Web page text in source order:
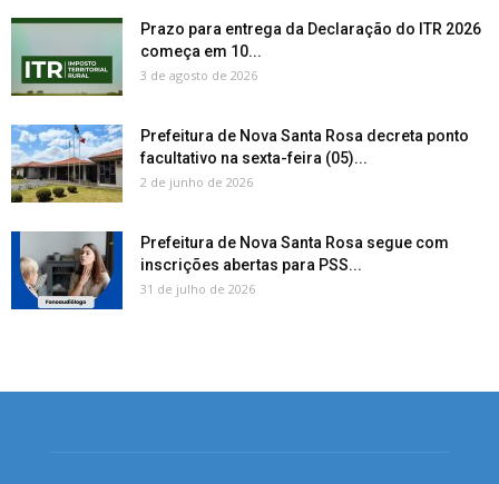
Prazo para entrega da Declaração do ITR 2026
começa em 10...
3 de agosto de 2026
Prefeitura de Nova Santa Rosa decreta ponto
facultativo na sexta-feira (05)...
2 de junho de 2026
Prefeitura de Nova Santa Rosa segue com
inscrições abertas para PSS...
31 de julho de 2026